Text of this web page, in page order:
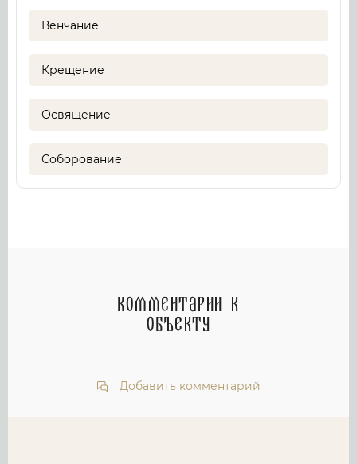
Венчание
Крещение
Освящение
Соборование
Комментарии к
объекту
Добавить комментарий